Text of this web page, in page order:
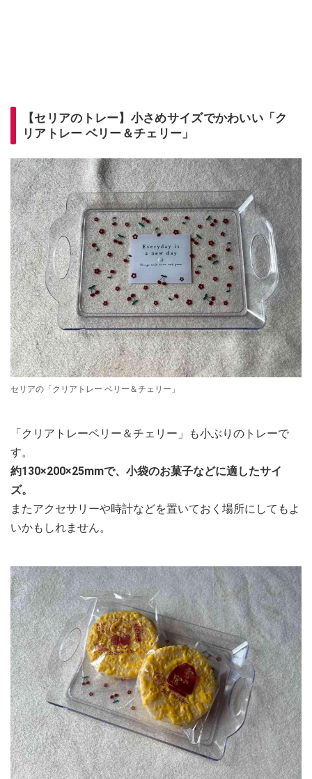
【セリアのトレー】小さめサイズでかわいい「ク
リアトレー ベリー＆チェリー」
セリアの「クリアトレー ベリー＆チェリー」
「クリアトレーベリー＆チェリー」も小ぶりのトレーで
す。
約130×200×25mmで、小袋のお菓子などに適したサイ
ズ。
またアクセサリーや時計などを置いておく場所にしてもよ
いかもしれません。